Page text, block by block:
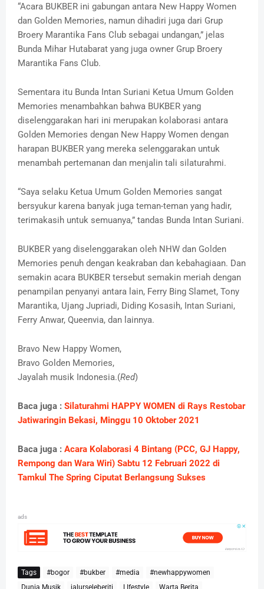
“Acara BUKBER ini gabungan antara New Happy Women
dan Golden Memories, namun dihadiri juga dari Grup
Broery Marantika Fans Club sebagai undangan,” jelas
Bunda Mihar Hutabarat yang juga owner Grup Broery
Marantika Fans Club.
Sementara itu Bunda Intan Suriani Ketua Umum Golden
Memories menambahkan bahwa BUKBER yang
diselenggarakan hari ini merupakan kolaborasi antara
Golden Memories dengan New Happy Women dengan
harapan BUKBER yang mereka selenggarakan untuk
menambah pertemanan dan menjalin tali silaturahmi.
“Saya selaku Ketua Umum Golden Memories sangat
bersyukur karena banyak juga teman-teman yang hadir,
terimakasih untuk semuanya,” tandas Bunda Intan Suriani.
BUKBER yang diselenggarakan oleh NHW dan Golden
Memories penuh dengan keakraban dan kebahagiaan. Dan
semakin acara BUKBER tersebut semakin meriah dengan
penampilan penyanyi antara lain, Ferry Bing Slamet, Tony
Marantika, Ujang Jupriadi, Diding Kosasih, Intan Suriani,
Ferry Anwar, Queenvia, dan lainnya.
Bravo New Happy Women,
Bravo Golden Memories,
Jayalah musik Indonesia.(Red)
Baca juga : Silaturahmi HAPPY WOMEN di Rays Restobar
Jatiwaringin Bekasi, Minggu 10 Oktober 2021
Baca juga : Acara Kolaborasi 4 Bintang (PCC, GJ Happy,
Rempong dan Wara Wiri) Sabtu 12 Februari 2022 di
Tamkul The Spring Ciputat Berlangsung Sukses
ads
Tags #bogor #bukber #media
#newhappywomen
Dunia Musik
jalurseleberiti LIfestyle Warta Berita